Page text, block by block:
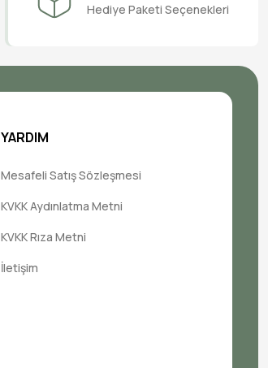
Hediye Paketi Seçenekleri
YARDIM
Mesafeli Satış Sözleşmesi
KVKK Aydınlatma Metni
KVKK Rıza Metni
İletişim